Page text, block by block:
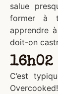
salue
former à
apprendre
doit-on
16h02
C’est